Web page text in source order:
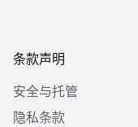
条款声明
安全与托管
隐私条款